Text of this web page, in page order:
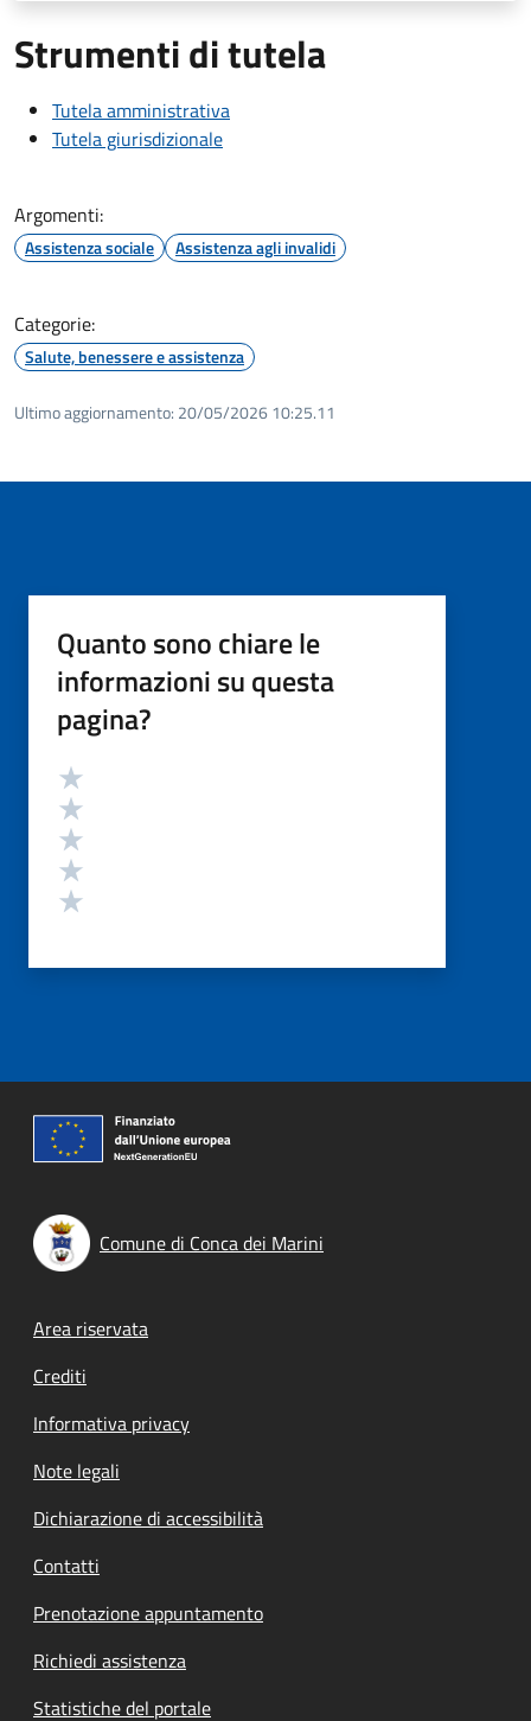
Strumenti di tutela
Tutela amministrativa
Tutela giurisdizionale
Argomenti:
Assistenza sociale Assistenza agli invalidi
Categorie:
Salute, benessere e assistenza
Ultimo aggiornamento: 20/05/2026 10:25.11
Quanto sono chiare le
informazioni su questa
pagina?
Valutazione
Comune di Conca dei Marini
Footer menu
Area riservata
Crediti
Informativa privacy
Note legali
Dichiarazione di accessibilità
Contatti
Prenotazione appuntamento
Richiedi assistenza
Statistiche del portale